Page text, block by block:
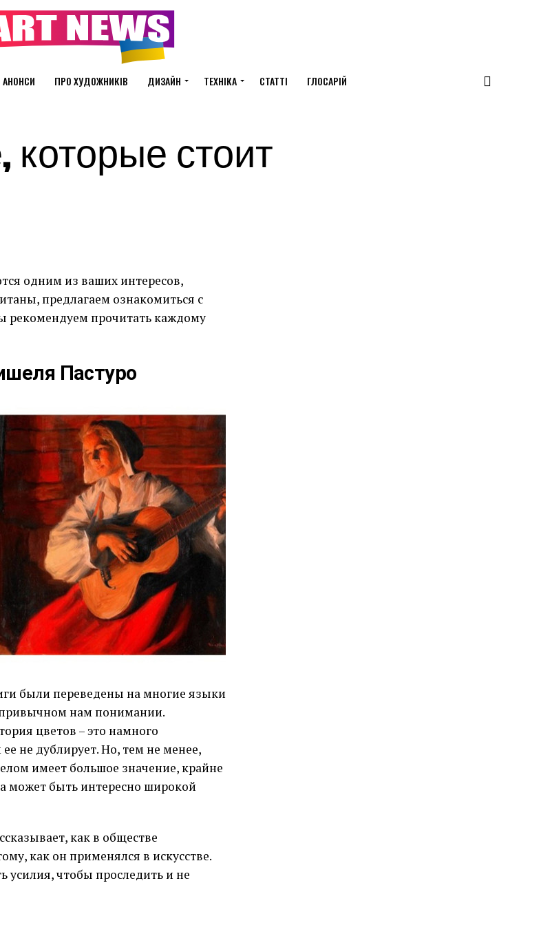
АНОНСИ ПРО ХУДОЖНИКІВ ДИЗАЙН ТЕХНІКА СТАТТІ ГЛОСАРІЙ
которые стоит
одним из ваших интересов,
предлагаем ознакомиться с
рекомендуем прочитать каждому
Пастуро
были переведены на многие языки
привычном нам понимании.
цветов – это намного
не дублирует. Но, тем не менее,
имеет большое значение, крайне
может быть интересно широкой
как в обществе
как он применялся в искусстве.
усилия, чтобы проследить и не